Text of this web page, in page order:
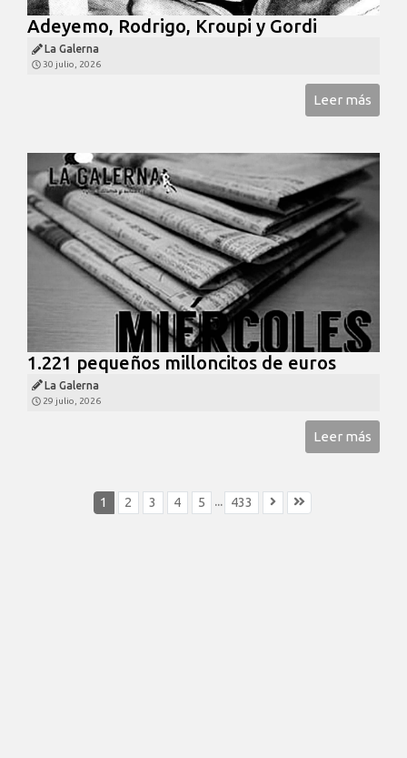
Adeyemo, Rodrigo, Kroupi y Gordi
La Galerna
30 julio, 2026
Leer más
1.221 pequeños milloncitos de euros
La Galerna
29 julio, 2026
Leer más
1 2 3 4 5 433